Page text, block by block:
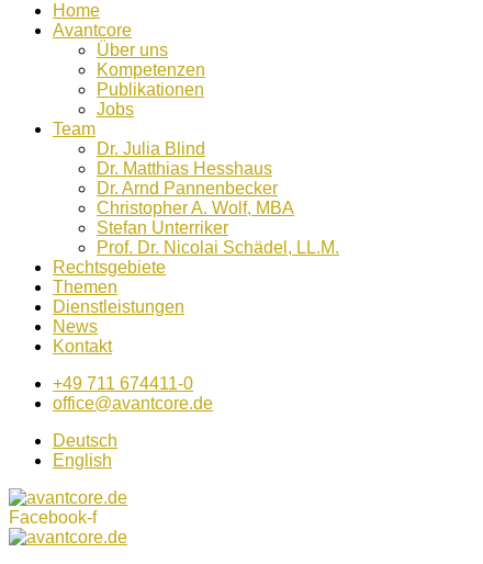
Home
Avantcore
Über uns
Kompetenzen
Publikationen
Jobs
Team
Dr. Julia Blind
Dr. Matthias Hesshaus
Dr. Arnd Pannenbecker
Christopher A. Wolf, MBA
Stefan Unterriker
Prof. Dr. Nicolai Schädel, LL.M.
Rechtsgebiete
Themen
Dienstleistungen
News
Kontakt
+49 711 674411-0
office@avantcore.de
Deutsch
English
Facebook-f